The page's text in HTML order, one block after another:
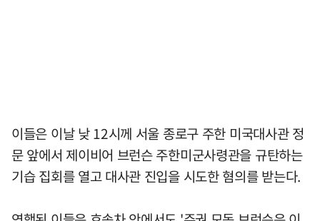
이들은 이날 낮 12시께 서울 종로구 주한 미국대사관 정
문 앞에서 제이비어 브런슨 주한미군사령관을 규탄하는
기습 집회를 열고 대사관 진입을 시도한 혐의를 받는다.